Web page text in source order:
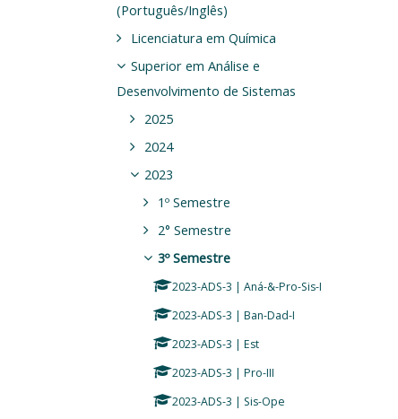
(Português/Inglês)
Licenciatura em Química
Superior em Análise e
Desenvolvimento de Sistemas
2025
2024
2023
1º Semestre
2° Semestre
3º Semestre
2023-ADS-3 | Aná-&-Pro-Sis-I
2023-ADS-3 | Ban-Dad-I
2023-ADS-3 | Est
2023-ADS-3 | Pro-III
2023-ADS-3 | Sis-Ope